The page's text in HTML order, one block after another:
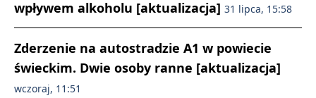
wpływem alkoholu [aktualizacja] 31 lipca, 15:58
Zderzenie na autostradzie A1 w powiecie
świeckim. Dwie osoby ranne [aktualizacja]
wczoraj, 11:51